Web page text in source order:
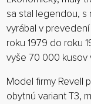
sa stal legendou, s
vyrábal v
roku 1979 do roku
vyše 70 000 kusov
Model firmy Revell
obytnú variant T3,